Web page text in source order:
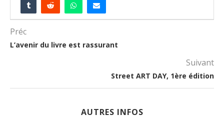
Préc
L’avenir du livre est rassurant
Suivant
Street ART DAY, 1ère édition
AUTRES INFOS